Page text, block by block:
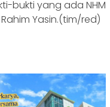
bukti yang ada NHM
Yasin.(tim/red)